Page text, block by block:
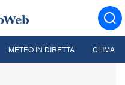
METEO IN DIRETTA CLIMA